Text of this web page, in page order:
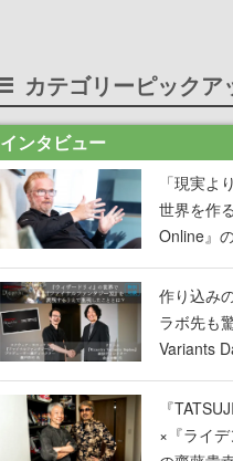
カテゴリーピックア
インタビュー
「現実よ
世界を作
Online』
言”は、比
った
作り込み
ラボ先も
Variants
×『FFXI
定なのに
武器も戦
オフで作
『
×『ライデ